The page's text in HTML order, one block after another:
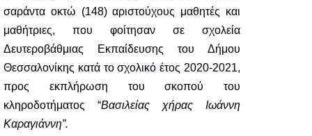
σαράντα οκτώ (148) αριστούχους μαθητές και
μαθήτριες, που φοίτησαν σε σχολεία
Δευτεροβάθμιας Εκπαίδευσης του Δήμου
Θεσσαλονίκης κατά το σχολικό έτος 2020-2021,
προς εκπλήρωση του σκοπού του
κληροδοτήματος “Βασιλείας χήρας Ιωάννη
Καραγιάννη”.